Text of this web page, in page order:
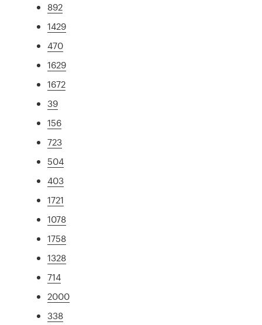
892
1429
470
1629
1672
39
156
723
504
403
1721
1078
1758
1328
714
2000
338